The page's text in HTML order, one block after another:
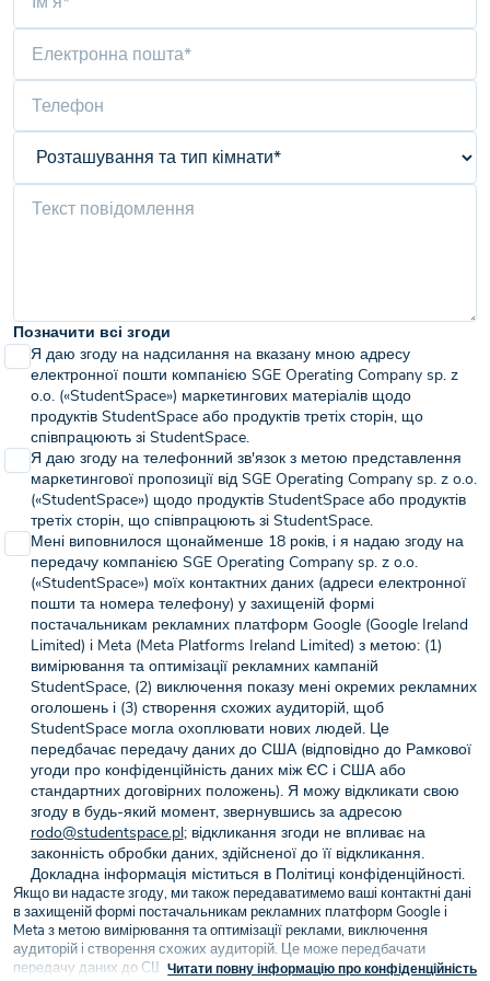
Позначити всі згоди
Я даю згоду на надсилання на вказану мною адресу
електронної пошти компанією SGE Operating Company sp. z
o.o. («StudentSpace») маркетингових матеріалів щодо
продуктів StudentSpace або продуктів третіх сторін, що
співпрацюють зі StudentSpace.
Я даю згоду на телефонний зв'язок з метою представлення
маркетингової пропозиції від SGE Operating Company sp. z o.o.
(«StudentSpace») щодо продуктів StudentSpace або продуктів
третіх сторін, що співпрацюють зі StudentSpace.
Мені виповнилося щонайменше 18 років, і я надаю згоду на
передачу компанією SGE Operating Company sp. z o.o.
(«StudentSpace») моїх контактних даних (адреси електронної
пошти та номера телефону) у захищеній формі
постачальникам рекламних платформ Google (Google Ireland
Limited) і Meta (Meta Platforms Ireland Limited) з метою: (1)
вимірювання та оптимізації рекламних кампаній
StudentSpace, (2) виключення показу мені окремих рекламних
оголошень і (3) створення схожих аудиторій, щоб
StudentSpace могла охоплювати нових людей. Це
передбачає передачу даних до США (відповідно до Рамкової
угоди про конфіденційність даних між ЄС і США або
стандартних договірних положень). Я можу відкликати свою
згоду в будь-який момент, звернувшись за адресою
rodo@studentspace.pl; відкликання згоди не впливає на
законність обробки даних, здійсненої до її відкликання.
Докладна інформація міститься в Політиці конфіденційності.
Якщо ви надасте згоду, ми також передаватимемо ваші контактні дані
в захищеній формі постачальникам рекламних платформ Google і
Meta з метою вимірювання та оптимізації реклами, виключення
аудиторій і створення схожих аудиторій. Це може передбачати
передачу даних до США (відповідно до Рамкової угоди про
Читати повну інформацію про конфіденційність